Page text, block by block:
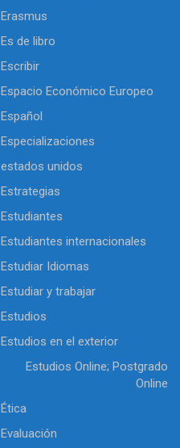
Erasmus
Es de libro
Escribir
Espacio Económico Europeo
Español
Especializaciones
estados unidos
Estrategias
Estudiantes
Estudiantes internacionales
Estudiar Idiomas
Estudiar y trabajar
Estudios
Estudios en el exterior
Estudios Online; Postgrado
Online
Ética
Evaluación